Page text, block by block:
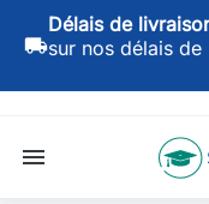
local_shipping
Délais de
sur nos délais
menu